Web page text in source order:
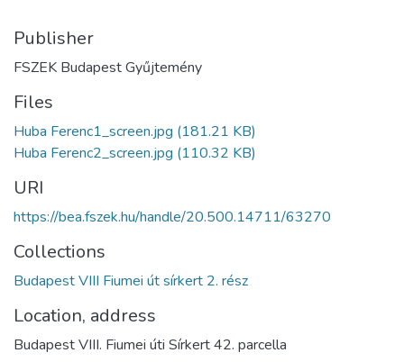
Publisher
FSZEK Budapest Gyűjtemény
Files
Huba Ferenc1_screen.jpg (181.21 KB)
Huba Ferenc2_screen.jpg (110.32 KB)
URI
https://bea.fszek.hu/handle/20.500.14711/63270
Collections
Budapest VIII Fiumei út sírkert 2. rész
Location, address
Budapest VIII. Fiumei úti Sírkert 42. parcella